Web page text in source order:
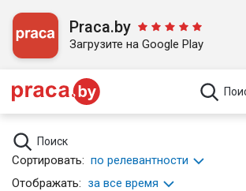
Praca.by
Загрузите на Google Play
Поиск
Сортировать: по релевантности
Отображать: за все время